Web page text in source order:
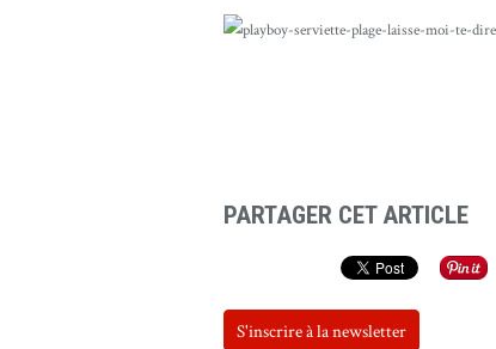
PARTAGER CET ARTICLE
S'inscrire à la newsletter